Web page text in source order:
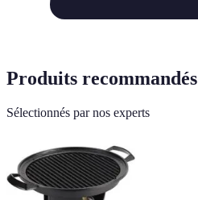
Produits recommandés
Sélectionnés par nos experts